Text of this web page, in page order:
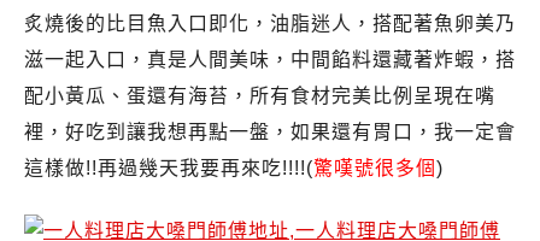
炙燒後的比目魚入口即化，油脂迷人，搭配著魚卵美乃
滋一起入口，真是人間美味，中間餡料還藏著炸蝦，搭
配小黃瓜、蛋還有海苔，所有食材完美比例呈現在嘴
裡，好吃到讓我想再點一盤，如果還有胃口，我一定會
這樣做!!再過幾天我要再來吃!!!!(驚嘆號很多個)